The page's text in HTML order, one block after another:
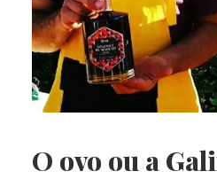
O ovo ou a